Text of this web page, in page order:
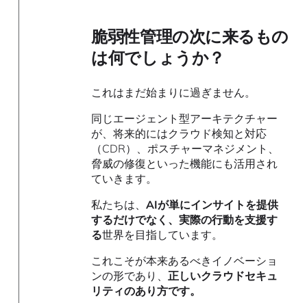
脆弱性管理の次に来るもの
は何でしょうか？
これはまだ始まりに過ぎません。
同じエージェント型アーキテクチャー
が、将来的にはクラウド検知と対応
（CDR）、ポスチャーマネジメント、
脅威の修復といった機能にも活用され
ていきます。
私たちは、AIが単にインサイトを提供
するだけでなく、実際の行動を支援す
る世界を目指しています。
これこそが本来あるべきイノベーショ
ンの形であり、正しいクラウドセキュ
リティのあり方です。